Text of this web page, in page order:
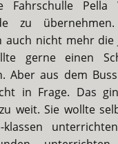
Fahrschulle Pella
zu
auch nicht mehr die
gerne einen
Aber aus dem
in Frage. Das
weit. Sie wollte
klassen